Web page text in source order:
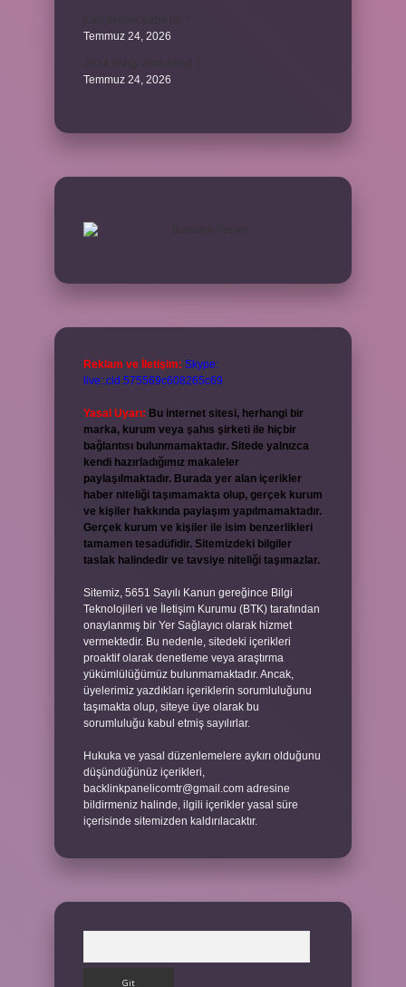
Temmuz 24, 2026
Temmuz 24, 2026
Reklam ve İletişim: Skype:
live:.cid.575569c608265c69
Yasal Uyarı: Bu internet sitesi, herhangi bir
marka, kurum veya şahıs şirketi ile hiçbir
bağlantısı bulunmamaktadır. Sitede yalnızca
kendi hazırladığımız makaleler
paylaşılmaktadır. Burada yer alan içerikler
haber niteliği taşımamakta olup, gerçek kurum
ve kişiler hakkında paylaşım yapılmamaktadır.
Gerçek kurum ve kişiler ile isim benzerlikleri
tamamen tesadüfidir. Sitemizdeki bilgiler
taslak halindedir ve tavsiye niteliği taşımazlar.
Sitemiz, 5651 Sayılı Kanun gereğince Bilgi
Teknolojileri ve İletişim Kurumu (BTK) tarafından
onaylanmış bir Yer Sağlayıcı olarak hizmet
vermektedir. Bu nedenle, sitedeki içerikleri
proaktif olarak denetleme veya araştırma
yükümlülüğümüz bulunmamaktadır. Ancak,
üyelerimiz yazdıkları içeriklerin sorumluluğunu
taşımakta olup, siteye üye olarak bu
sorumluluğu kabul etmiş sayılırlar.
Hukuka ve yasal düzenlemelere aykırı olduğunu
düşündüğünüz içerikleri,
backlinkpanelicomtr@gmail.com adresine
bildirmeniz halinde, ilgili içerikler yasal süre
içerisinde sitemizden kaldırılacaktır.